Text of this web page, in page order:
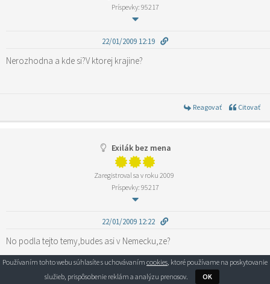
Príspevky: 95217
22/01/2009 12:19
Nerozhodna a kde si?V ktorej krajine?
Reagovať Citovať
Exilák bez mena
Zaregistroval sa v roku 2009
Príspevky: 95217
22/01/2009 12:22
No podla tejto temy,budes asi v Nemecku,ze?
Používaním tohto webu súhlasíte s uchovávaním cookies, ktoré používame na poskytovanie
služieb, prispôsobenie reklám a analýzu prenosov.
OK